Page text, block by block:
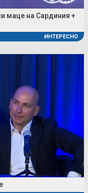
маце на Сардиния +
ИНТЕРЕСНО